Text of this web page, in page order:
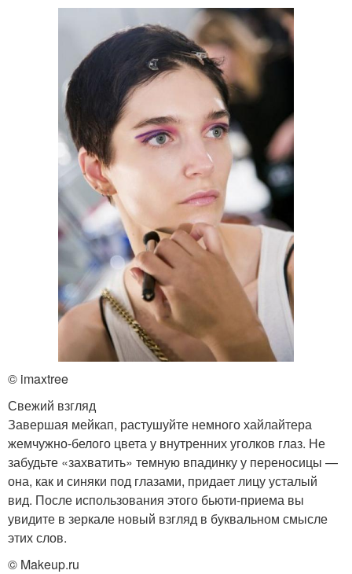
© imaxtree
Свежий взгляд
Завершая мейкап, растушуйте немного хайлайтера
жемчужно-белого цвета у внутренних уголков глаз. Не
забудьте «захватить» темную впадинку у переносицы —
она, как и синяки под глазами, придает лицу усталый
вид. После использования этого бьюти-приема вы
увидите в зеркале новый взгляд в буквальном смысле
этих слов.
© Makeup.ru